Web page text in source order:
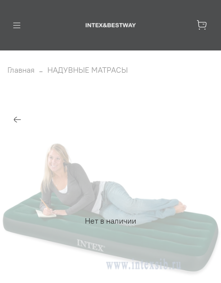
Главная НАДУВНЫЕ МАТРАСЫ
Нет в наличии